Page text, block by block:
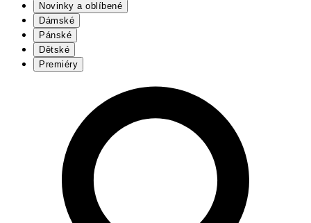
Novinky a oblíbené
Dámské
Pánské
Dětské
Premiéry